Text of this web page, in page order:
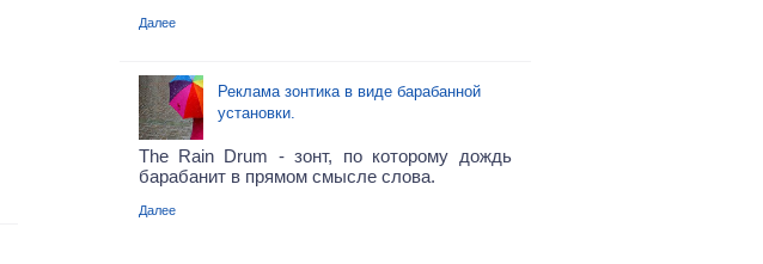
Далее
Реклама зонтика в виде барабанной
установки.
The Rain Drum - зонт, по которому дождь
барабанит в прямом смысле слова.
Далее